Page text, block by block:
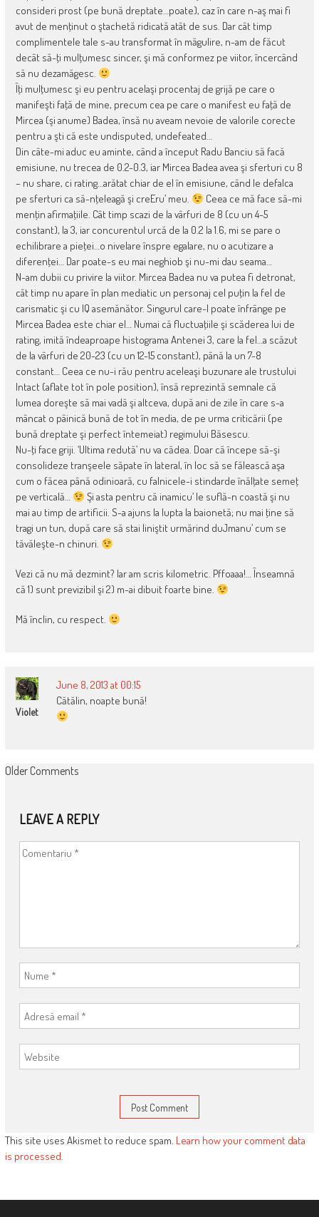
consideri prost (pe bună dreptate…poate), caz în care n-aş mai fi
avut de menţinut o ştachetă ridicată atât de sus. Dar cât timp
complimentele tale s-au transformat în măgulire, n-am de făcut
decât să-ţi mulţumesc sincer, şi mă conformez pe viitor, încercând
să nu dezamăgesc.
Îţi mulţumesc şi eu pentru acelaşi procentaj de grijă pe care o
manifeşti faţă de mine, precum cea pe care o manifest eu faţă de
Mircea (şi anume) Badea, însă nu aveam nevoie de valorile corecte
pentru a şti că este undisputed, undefeated…
Din câte-mi aduc eu aminte, când a început Radu Banciu să facă
emisiune, nu trecea de 0.2-0.3, iar Mircea Badea avea şi sferturi cu 8
– nu share, ci rating…arătat chiar de el în emisiune, când le defalca
pe sferturi ca să-nţeleagă şi creEru’ meu.
Ceea ce mă face să-mi
menţin afirmaţiile. Cât timp scazi de la vârfuri de 8 (cu un 4-5
constant), la 3, iar concurentul urcă de la 0.2 la 1.6, mi se pare o
echilibrare a pieţei…o nivelare înspre egalare, nu o acutizare a
diferenţei… Dar poate-s eu mai neghiob şi nu-mi dau seama…
N-am dubii cu privire la viitor. Mircea Badea nu va putea fi detronat,
cât timp nu apare în plan mediatic un personaj cel puţin la fel de
carismatic şi cu IQ asemănător. Singurul care-l poate înfrânge pe
Mircea Badea este chiar el… Numai că fluctuaţiile şi scăderea lui de
rating, imită îndeaproape histograma Antenei 3, care la fel…a scăzut
de la vârfuri de 20-23 (cu un 12-15 constant), până la un 7-8
constant… Ceea ce nu-i rău pentru aceleaşi buzunare ale trustului
Intact (aflate tot în pole position), însă reprezintă semnale că
lumea doreşte să mai vadă şi altceva, după ani de zile în care s-a
mâncat o pâinică bună de tot în media, de pe urma criticării (pe
bună dreptate şi perfect întemeiat) regimului Băsescu.
Nu-ţi face griji. ‘Ultima redută’ nu va cădea. Doar că începe să-şi
consolideze tranşeele săpate în lateral, în loc să se fălească aşa
cum o făcea până odinioară, cu falnicele-i stindarde înălţate semeţ
pe verticală…
Şi asta pentru că inamicu’ le suflă-n coastă şi nu
mai au timp de artificii. S-a ajuns la lupta la baionetă; nu mai ţine să
tragi un tun, după care să stai liniştit urmărind duJmanu’ cum se
tăvăleşte-n chinuri.
Vezi că nu mă dezmint? Iar am scris kilometric. Pffoaaa!… Înseamnă
că 1) sunt previzibil şi 2) m-ai dibuit foarte bine.
Mă înclin, cu respect.
Violet
June 8, 2013 at 00:15
Cătălin, noapte bună!
COMMENT
Older Comments
LEAVE A REPLY
This site uses Akismet to reduce spam. Learn how your comment data
is processed.